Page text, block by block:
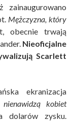
Mężczyzna, który
obecnie trwają
Nieoficjalne
Scarlett
ekranizacja
kobiet
dolarów zysku.